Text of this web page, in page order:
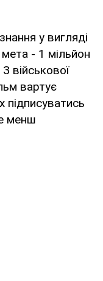
у вигляді
- 1 мільйон
військової
вартує
підписуватись
менш